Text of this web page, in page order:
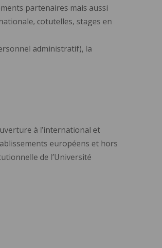
partenaires mais aussi
cotutelles, stages en
administratif), la
à l’international et
européens et hors
de l’Université